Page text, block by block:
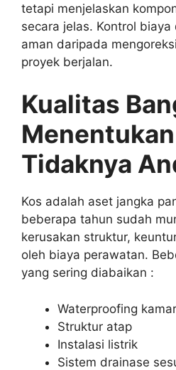
tetapi menjelaskan
secara jelas. Kontrol
aman daripada
proyek berjalan.
Kualitas
Tidaknya
Kos adalah aset jangka
beberapa tahun sudah
kerusakan struktur,
oleh biaya perawatan.
yang sering diabaikan :
Waterproofing
Struktur atap
Instalasi listrik
Sistem drainase